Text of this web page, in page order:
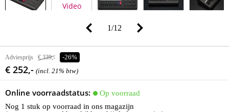
Video
1/12
Adviesprijs € 339,- -26%
€ 252,- (incl. 21% btw)
Online voorraadstatus:
Op voorraad
Nog 1 stuk op voorraad in ons magazijn